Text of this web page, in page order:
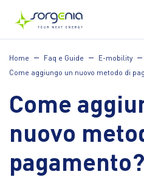
contenuto
Home Faq e Guide E-mobility
Come aggiungo un nuovo metodo di
Come
nuovo
pagamento?